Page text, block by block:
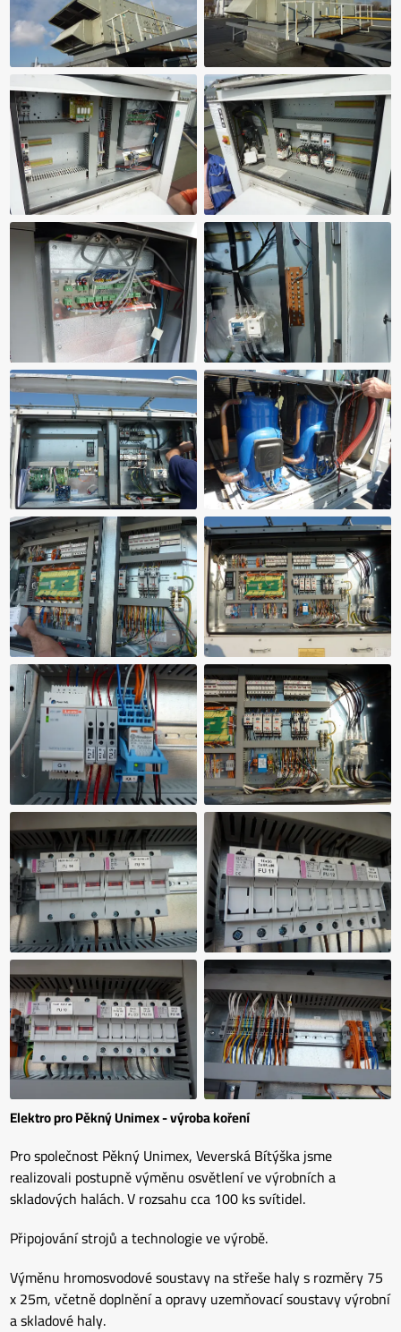
Elektro pro Pěkný Unimex - výroba koření
Pro společnost Pěkný Unimex, Veverská Bítýška jsme
realizovali postupně výměnu osvětlení ve výrobních a
skladových halách. V rozsahu cca 100 ks svítidel.
Připojování strojů a technologie ve výrobě.
Výměnu hromosvodové soustavy na střeše haly s rozměry 75
x 25m, včetně doplnění a opravy uzemňovací soustavy výrobní
a skladové haly.